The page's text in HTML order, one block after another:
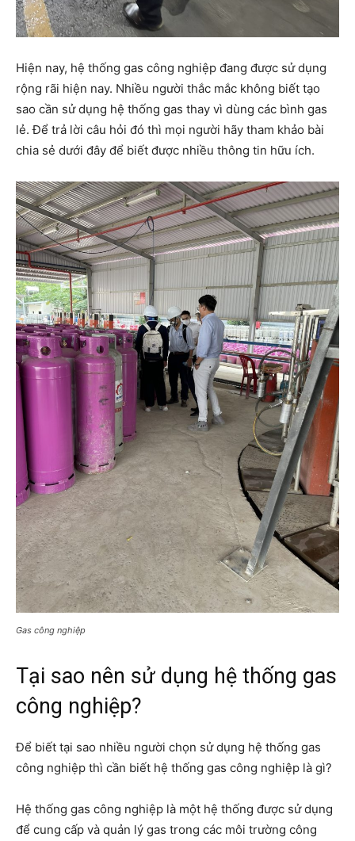
Hiện nay, hệ thống gas công nghiệp đang được sử dụng
rộng rãi hiện nay. Nhiều người thắc mắc không biết tạo
sao cần sử dụng hệ thống gas thay vì dùng các bình gas
lẻ. Để trả lời câu hỏi đó thì mọi người hãy tham khảo bài
chia sẻ dưới đây để biết được nhiều thông tin hữu ích.
Gas công nghiệp
Tại sao nên sử dụng hệ thống gas
công nghiệp?
Để biết tại sao nhiều người chọn sử dụng hệ thống gas
công nghiệp thì cần biết hệ thống gas công nghiệp là gì?
Hệ thống gas công nghiệp là một hệ thống được sử dụng
để cung cấp và quản lý gas trong các môi trường công